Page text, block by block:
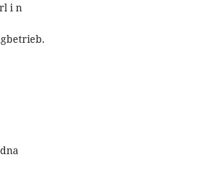
i n